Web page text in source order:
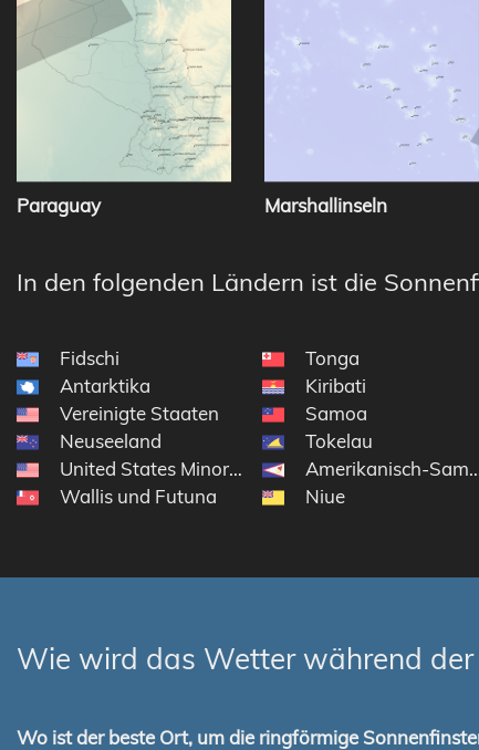
Paraguay Marshallinseln
In den folgenden Ländern ist die
Fidschi
Antarktika
Vereinigte Staaten
Neuseeland
United States Minor Outlying Islands
Wallis und Futuna
Tonga
Kiribati
Samoa
Tokelau
Amerikanisch-
Niue
Wie wird das Wetter während
Wo ist der beste Ort, um die ringförmige